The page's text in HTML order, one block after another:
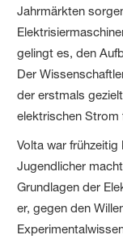
Jahrmärkten
gelingt es, den
Der
der erstmals
elektrischen Strom
Volta war
Jugendlicher
Grundlagen der
er, gegen den